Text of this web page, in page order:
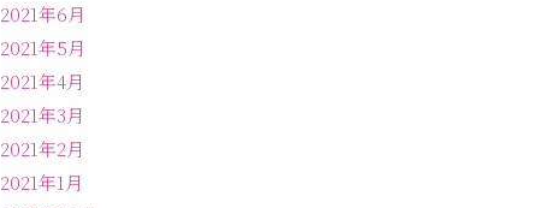
2021年6月
2021年5月
2021年4月
2021年3月
2021年2月
2021年1月